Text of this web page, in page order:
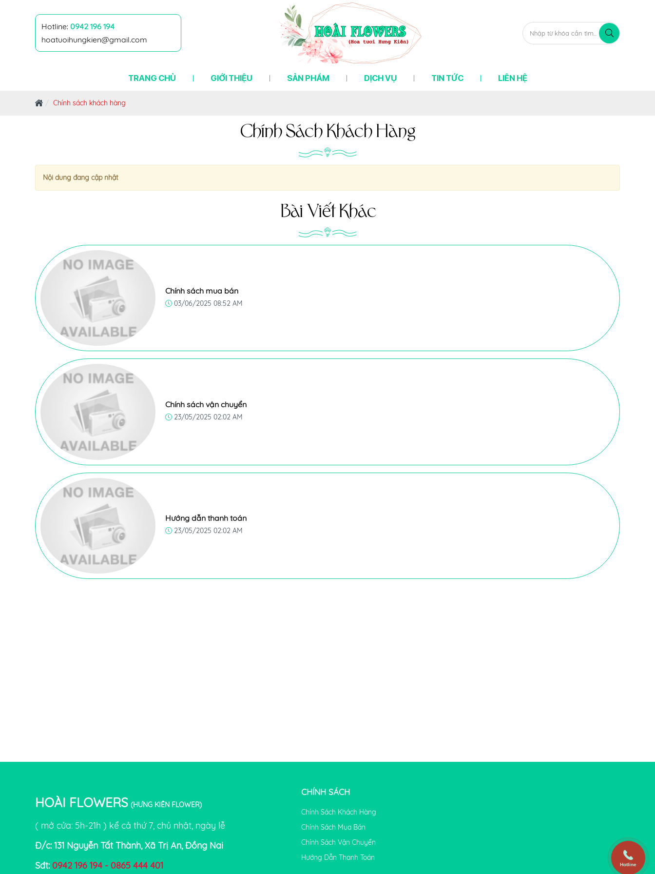
Hotline: 0942 196 194
hoatuoihungkien@gmail.com
TRANG CHỦ GIỚI THIỆU SẢN PHẨM DỊCH VỤ TIN TỨC LIÊN HỆ
Chính sách khách hàng
Chính Sách Khách Hàng
Nội dung đang cập nhật
Bài Viết Khác
Chính sách mua bán
03/06/2025 08:52 AM
Chính sách vận chuyển
23/05/2025 02:02 AM
Hướng dẫn thanh toán
23/05/2025 02:02 AM
HOÀI FLOWERS (HƯNG KIÊN FLOWER)
( mở cửa: 5h-21h ) kể cả thứ 7, chủ nhật, ngày lễ
Đ/c: 131 Nguyễn Tất Thành, Xã Trị An, Đồng Nai
Sđt: 0942 196 194 - 0865 444 401
CHÍNH SÁCH
Chính Sách Khách Hàng
Chính Sách Mua Bán
Chính Sách Vận Chuyển
Hướng Dẫn Thanh Toán
Hotline